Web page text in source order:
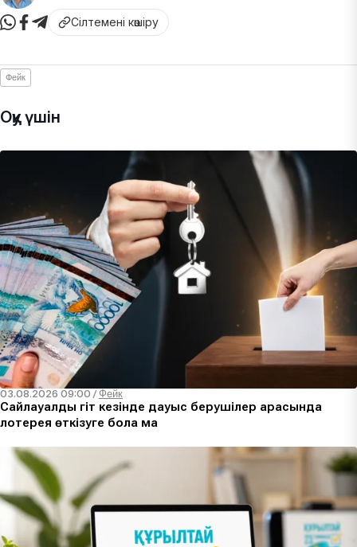
Сілтемені көшіру
Фейк
Оқу үшін
03.08.2026 09:00 /Фейк
Сайлауалды үгіт кезінде дауыс берушілер арасында
лотерея өткізуге бола ма